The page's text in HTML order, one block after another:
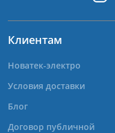
Клиентам
Новатек-электро
Условия доставки
Блог
Договор публичной